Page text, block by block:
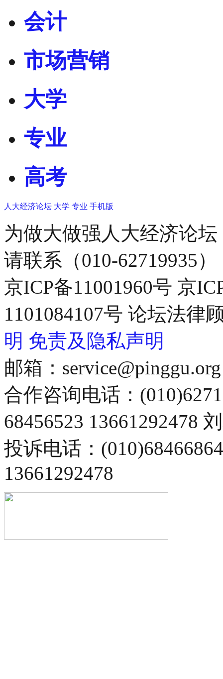
会计
市场营销
大学
专业
高考
人大经济论坛 大学 专业 手机版
为做大做强人大经济论
请联系（010-62719935）
京ICP备11001960号 京
1101084107号 论坛法律
明 免责及隐私声明
邮箱：service@pinggu.org
合作咨询电话：
68456523 13661292478
投诉电话：
13661292478